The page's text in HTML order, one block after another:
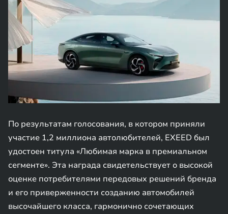
По результатам голосования, в котором приняли
участие 1,2 миллиона автолюбителей, EXEED был
удостоен титула «Любимая марка в премиальном
сегменте». Эта награда свидетельствует о высокой
оценке потребителями передовых решений бренда
и его приверженности созданию автомобилей
высочайшего класса, гармонично сочетающих